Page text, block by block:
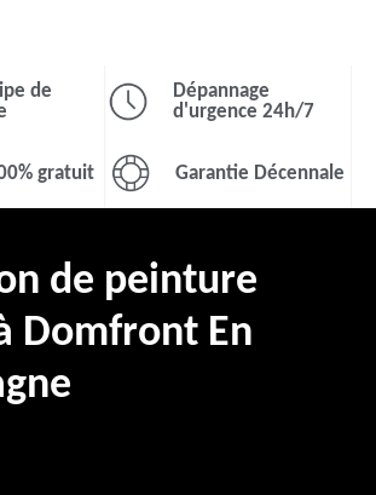
de
Dépannage
d'urgence 24h/7
gratuit Garantie Décennale
de peinture
Domfront En